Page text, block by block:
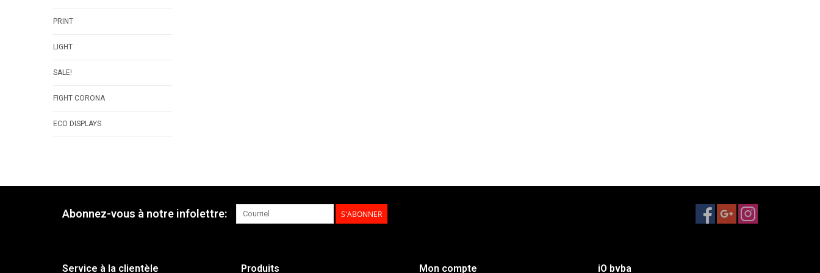
PRINT
LIGHT
SALE!
FIGHT CORONA
ECO DISPLAYS
Abonnez-vous à notre infolettre: S'ABONNER
Service à la clientèle Produits Mon compte iO bvba